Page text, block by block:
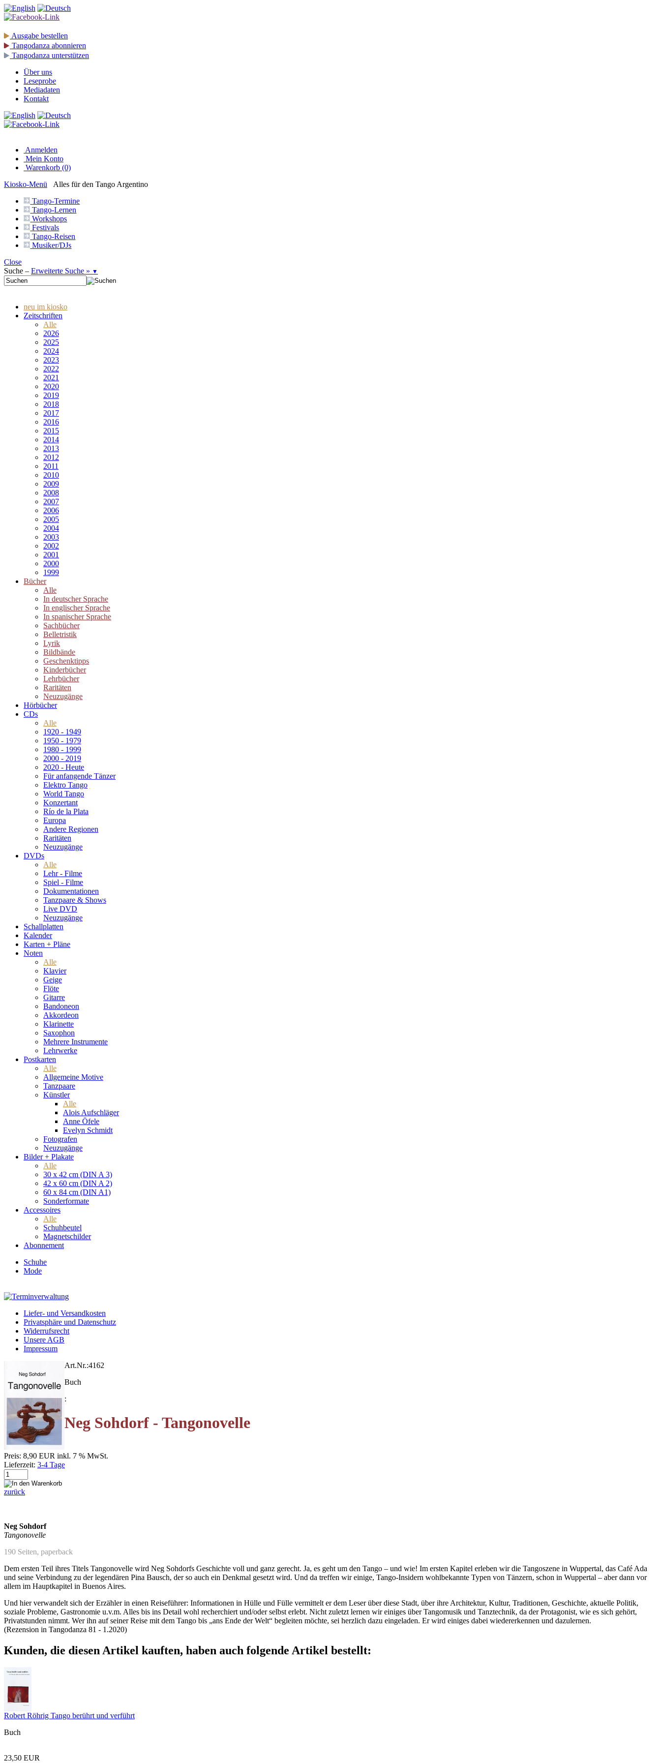
Ausgabe bestellen
Tangodanza abonnieren
Tangodanza unterstützen
Über uns
Leseprobe
Mediadaten
Kontakt
Anmelden
Mein Konto
Warenkorb (0)
Kiosko-Menü
Alles für den Tango Argentino
Tango-Termine
Tango-Lernen
Workshops
Festivals
Tango-Reisen
Musiker/DJs
Close
Suche – Erweiterte Suche » ▼
neu im kiosko
Zeitschriften
Alle
2026
2025
2024
2023
2022
2021
2020
2019
2018
2017
2016
2015
2014
2013
2012
2011
2010
2009
2008
2007
2006
2005
2004
2003
2002
2001
2000
1999
Bücher
Alle
In deutscher Sprache
In englischer Sprache
In spanischer Sprache
Sachbücher
Belletristik
Lyrik
Bildbände
Geschenktipps
Kinderbücher
Lehrbücher
Raritäten
Neuzugänge
Hörbücher
CDs
Alle
1920 - 1949
1950 - 1979
1980 - 1999
2000 - 2019
2020 - Heute
Für anfangende Tänzer
Elektro Tango
World Tango
Konzertant
Río de la Plata
Europa
Andere Regionen
Raritäten
Neuzugänge
DVDs
Alle
Lehr - Filme
Spiel - Filme
Dokumentationen
Tanzpaare & Shows
Live DVD
Neuzugänge
Schallplatten
Kalender
Karten + Pläne
Noten
Alle
Klavier
Geige
Flöte
Gitarre
Bandoneon
Akkordeon
Klarinette
Saxophon
Mehrere Instrumente
Lehrwerke
Postkarten
Alle
Allgemeine Motive
Tanzpaare
Künstler
Alle
Alois Aufschläger
Anne Öfele
Evelyn Schmidt
Fotografen
Neuzugänge
Bilder + Plakate
Alle
30 x 42 cm (DIN A 3)
42 x 60 cm (DIN A 2)
60 x 84 cm (DIN A1)
Sonderformate
Accessoires
Alle
Schuhbeutel
Magnetschilder
Abonnement
Schuhe
Mode
Liefer- und Versandkosten
Privatsphäre und Datenschutz
Widerrufsrecht
Unsere AGB
Impressum
Art.Nr.:4162
Buch
:
Neg Sohdorf - Tangonovelle
Preis: 8,90 EUR inkl. 7 % MwSt.
Lieferzeit: 3-4 Tage
zurück
Neg Sohdorf
Tangonovelle
190 Seiten, paperback
Dem ersten Teil ihres Titels Tangonovelle wird Neg Sohdorfs Geschichte voll und ganz gerecht. Ja, es geht um den Tango – und wie! Im ersten Kapitel erleben wir die Tangoszene in Wuppertal, das Café Ada
und seine Verbindung zu der legendären Pina Bausch, der so auch ein Denkmal gesetzt wird. Und da treffen wir einige, Tango-Insidern wohlbekannte Typen von Tänzern, schon in Wuppertal – aber dann vor
allem im Hauptkapitel in Buenos Aires.
Und hier verwandelt sich der Erzähler in einen Reiseführer: Informationen in Hülle und Fülle vermittelt er dem Leser über diese Stadt, über ihre Architektur, Kultur, Traditionen, Geschichte, aktuelle Politik,
soziale Probleme, Gastronomie u.v.m. Alles bis ins Detail wohl recherchiert und/oder selbst erlebt. Nicht zuletzt lernen wir einiges über Tangomusik und Tanztechnik, da der Protagonist, wie es sich gehört,
Privatstunden nimmt. Wer ihn auf seiner Reise mit dem Tango bis „ans Ende der Welt“ begleiten möchte, sei herzlich dazu eingeladen. Er wird einiges dabei wiedererkennen und dazulernen.
(Rezension in Tangodanza 81 - 1.2020)
Kunden, die diesen Artikel kauften, haben auch folgende Artikel bestellt:
Robert Röhrig Tango berührt und verführt
Buch
23,50 EUR